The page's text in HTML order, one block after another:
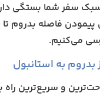
سفر شما بستگی
فاصله بدروم تا
می‌کنیم.
به استانبول
و سریع‌ترین راه